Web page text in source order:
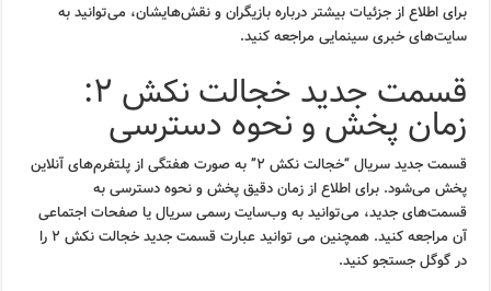
برای اطلاع از جزئیات بیشتر درباره بازیگران و نقش‌هایشان، می‌توانید به
سایت‌های خبری سینمایی مراجعه کنید.
قسمت جدید خجالت نکش ۲:
زمان پخش و نحوه دسترسی
قسمت جدید سریال “خجالت نکش ۲” به صورت هفتگی از پلتفرم‌های آنلاین
پخش می‌شود. برای اطلاع از زمان دقیق پخش و نحوه دسترسی به
قسمت‌های جدید، می‌توانید به وب‌سایت رسمی سریال یا صفحات اجتماعی
آن مراجعه کنید. همچنین می توانید عبارت قسمت جدید خجالت نکش ۲ را
در گوگل جستجو کنید.